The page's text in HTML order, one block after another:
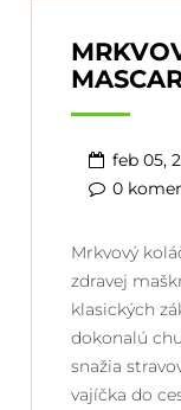
feb 05,
0
Mrkvový
zdravej
klasických
dokonalú
snažia
vajíčka do